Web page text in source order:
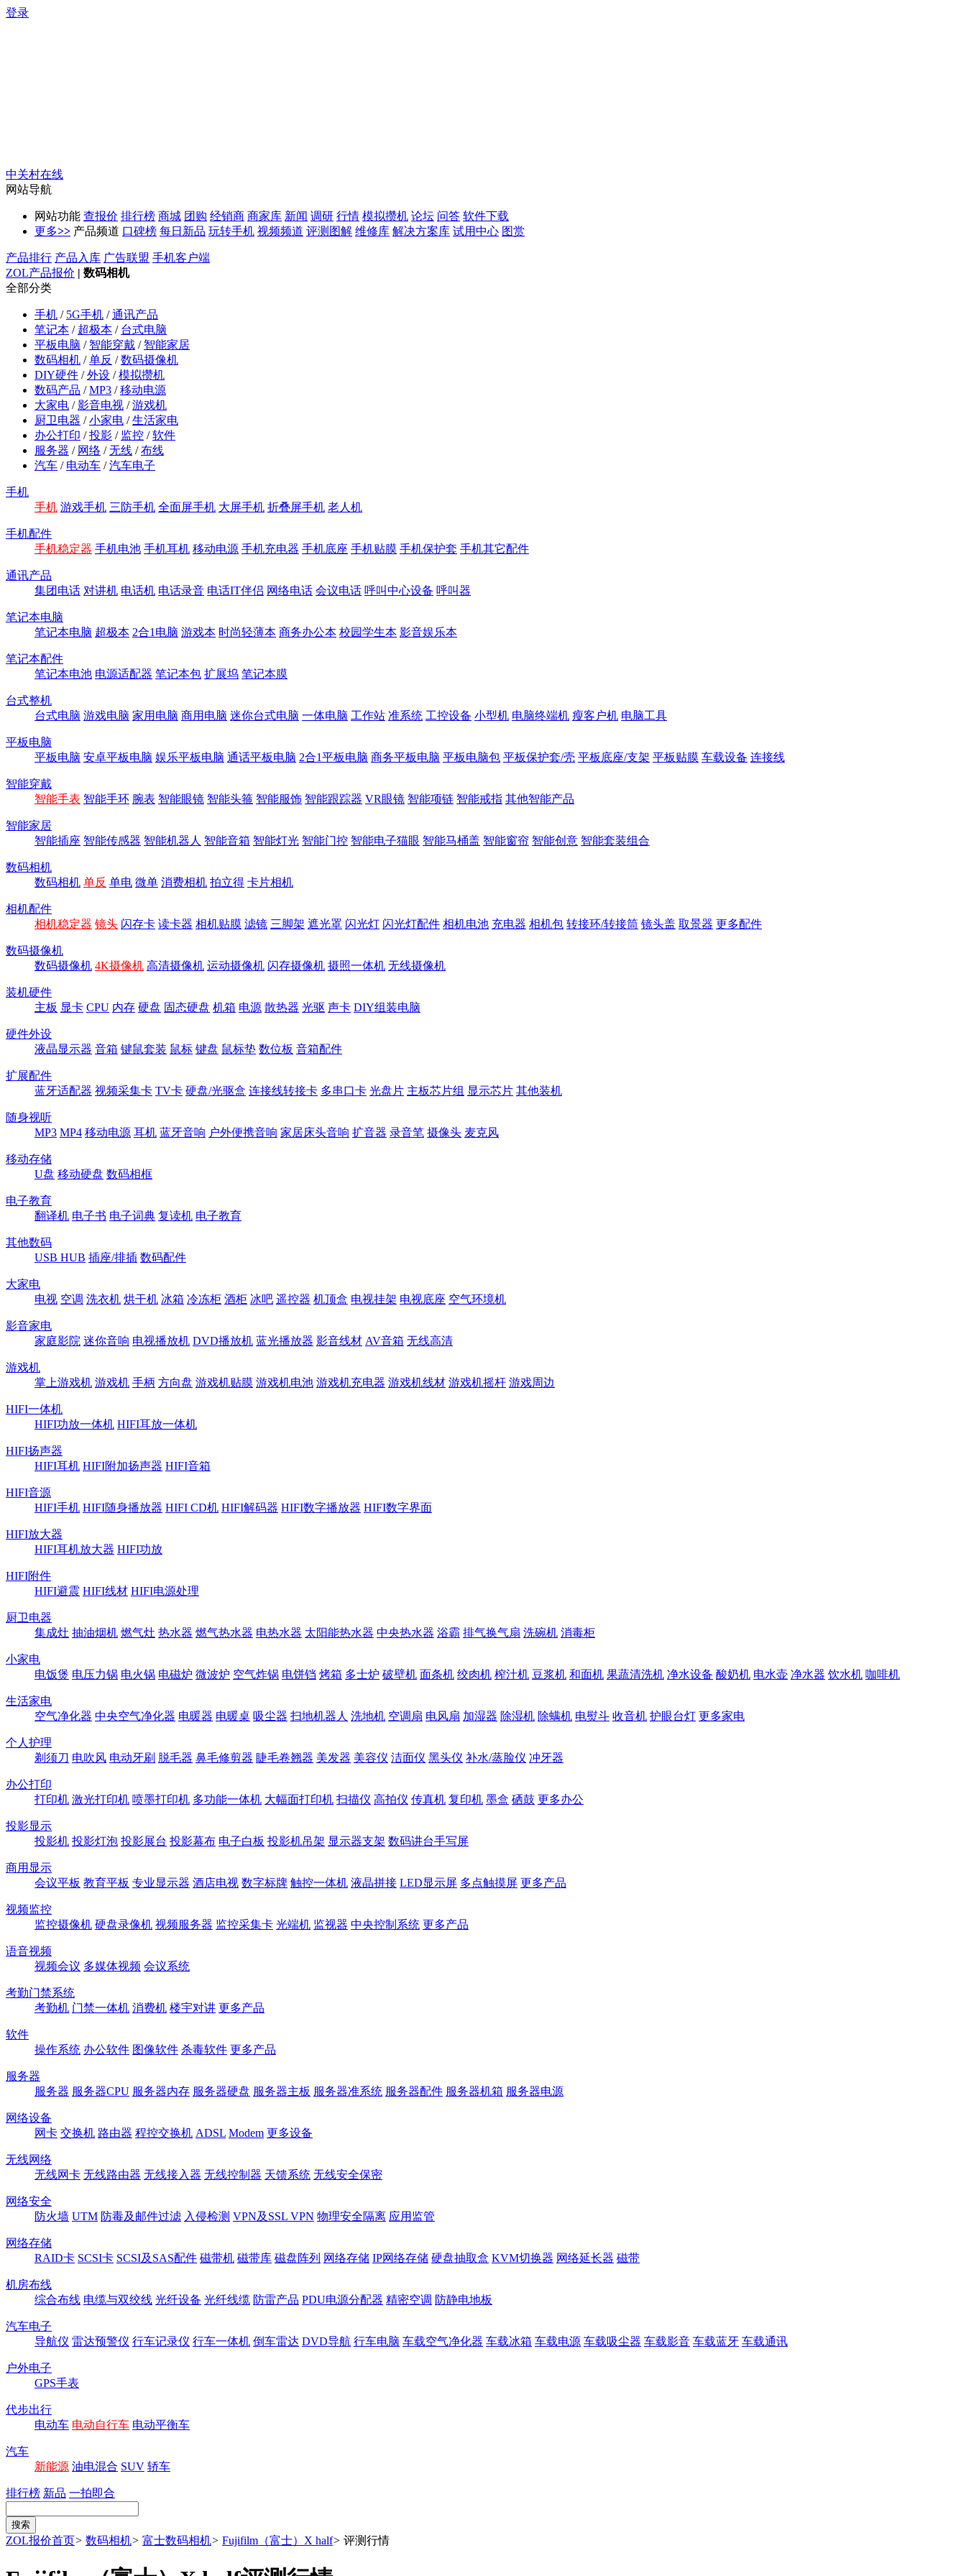
登录
中关村在线
网站导航
网站功能 查报价 排行榜 商城 团购 经销商 商家库 新闻 调研 行情 模拟攒机 论坛 问答 软件下载
更多>> 产品频道 口碑榜 每日新品 玩转手机 视频频道 评测图解 维修库 解决方案库 试用中心 图赏
产品排行 产品入库 广告联盟 手机客户端
ZOL产品报价 | 数码相机
全部分类
手机 / 5G手机 /通讯产品
笔记本 / 超极本 / 台式电脑
平板电脑 / 智能穿戴 / 智能家居
数码相机 /单反 /数码摄像机
DIY硬件 /外设 /模拟攒机
数码产品 /MP3 /移动电源
大家电 /影音电视 /游戏机
厨卫电器 /小家电 /生活家电
办公打印 /投影 / 监控 /软件
服务器 / 网络 /无线 /布线
汽车 / 电动车 /汽车电子
手机
手机 游戏手机 三防手机 全面屏手机 大屏手机 折叠屏手机 老人机
手机配件
手机稳定器 手机电池 手机耳机 移动电源 手机充电器 手机底座 手机贴膜 手机保护套 手机其它配件
通讯产品
集团电话 对讲机 电话机 电话录音 电话IT伴侣 网络电话 会议电话 呼叫中心设备 呼叫器
笔记本电脑
笔记本电脑 超极本 2合1电脑 游戏本 时尚轻薄本 商务办公本 校园学生本 影音娱乐本
笔记本配件
笔记本电池 电源适配器 笔记本包 扩展坞 笔记本膜
台式整机
台式电脑 游戏电脑 家用电脑 商用电脑 迷你台式电脑 一体电脑 工作站 准系统 工控设备 小型机 电脑终端机 瘦客户机 电脑工具
平板电脑
平板电脑 安卓平板电脑 娱乐平板电脑 通话平板电脑 2合1平板电脑 商务平板电脑 平板电脑包 平板保护套/壳 平板底座/支架 平板贴膜 车载设备 连接线
智能穿戴
智能手表 智能手环 腕表 智能眼镜 智能头箍 智能服饰 智能跟踪器 VR眼镜 智能项链 智能戒指 其他智能产品
智能家居
智能插座 智能传感器 智能机器人 智能音箱 智能灯光 智能门控 智能电子猫眼 智能马桶盖 智能窗帘 智能创意 智能套装组合
数码相机
数码相机 单反 单电 微单 消费相机 拍立得 卡片相机
相机配件
相机稳定器 镜头 闪存卡 读卡器 相机贴膜 滤镜 三脚架 遮光罩 闪光灯 闪光灯配件 相机电池 充电器 相机包 转接环/转接筒 镜头盖 取景器 更多配件
数码摄像机
数码摄像机 4K摄像机 高清摄像机 运动摄像机 闪存摄像机 摄照一体机 无线摄像机
装机硬件
主板 显卡 CPU 内存 硬盘 固态硬盘 机箱 电源 散热器 光驱 声卡 DIY组装电脑
硬件外设
液晶显示器 音箱 键鼠套装 鼠标 键盘 鼠标垫 数位板 音箱配件
扩展配件
蓝牙适配器 视频采集卡 TV卡 硬盘/光驱盒 连接线转接卡 多串口卡 光盘片 主板芯片组 显示芯片 其他装机
随身视听
MP3 MP4 移动电源 耳机 蓝牙音响 户外便携音响 家居床头音响 扩音器 录音笔 摄像头 麦克风
移动存储
U盘 移动硬盘 数码相框
电子教育
翻译机 电子书 电子词典 复读机 电子教育
其他数码
USB HUB 插座/排插 数码配件
大家电
电视 空调 洗衣机 烘干机 冰箱 冷冻柜 酒柜 冰吧 遥控器 机顶盒 电视挂架 电视底座 空气环境机
影音家电
家庭影院 迷你音响 电视播放机 DVD播放机 蓝光播放器 影音线材 AV音箱 无线高清
游戏机
掌上游戏机 游戏机 手柄 方向盘 游戏机贴膜 游戏机电池 游戏机充电器 游戏机线材 游戏机摇杆 游戏周边
HIFI一体机
HIFI功放一体机 HIFI耳放一体机
HIFI扬声器
HIFI耳机 HIFI附加扬声器 HIFI音箱
HIFI音源
HIFI手机 HIFI随身播放器 HIFI CD机 HIFI解码器 HIFI数字播放器 HIFI数字界面
HIFI放大器
HIFI耳机放大器 HIFI功放
HIFI附件
HIFI避震 HIFI线材 HIFI电源处理
厨卫电器
集成灶 抽油烟机 燃气灶 热水器 燃气热水器 电热水器 太阳能热水器 中央热水器 浴霸 排气换气扇 洗碗机 消毒柜
小家电
电饭煲 电压力锅 电火锅 电磁炉 微波炉 空气炸锅 电饼铛 烤箱 多士炉 破壁机 面条机 绞肉机 榨汁机 豆浆机 和面机 果蔬清洗机 净水设备 酸奶机 电水壶 净水器 饮水机 咖啡机
生活家电
空气净化器 中央空气净化器 电暖器 电暖桌 吸尘器 扫地机器人 洗地机 空调扇 电风扇 加湿器 除湿机 除螨机 电熨斗 收音机 护眼台灯 更多家电
个人护理
剃须刀 电吹风 电动牙刷 脱毛器 鼻毛修剪器 睫毛卷翘器 美发器 美容仪 洁面仪 黑头仪 补水/蒸脸仪 冲牙器
办公打印
打印机 激光打印机 喷墨打印机 多功能一体机 大幅面打印机 扫描仪 高拍仪 传真机 复印机 墨盒 硒鼓 更多办公
投影显示
投影机 投影灯泡 投影展台 投影幕布 电子白板 投影机吊架 显示器支架 数码讲台手写屏
商用显示
会议平板 教育平板 专业显示器 酒店电视 数字标牌 触控一体机 液晶拼接 LED显示屏 多点触摸屏 更多产品
视频监控
监控摄像机 硬盘录像机 视频服务器 监控采集卡 光端机 监视器 中央控制系统 更多产品
语音视频
视频会议 多媒体视频 会议系统
考勤门禁系统
考勤机 门禁一体机 消费机 楼宇对讲 更多产品
软件
操作系统 办公软件 图像软件 杀毒软件 更多产品
服务器
服务器 服务器CPU 服务器内存 服务器硬盘 服务器主板 服务器准系统 服务器配件 服务器机箱 服务器电源
网络设备
网卡 交换机 路由器 程控交换机 ADSL Modem 更多设备
无线网络
无线网卡 无线路由器 无线接入器 无线控制器 天馈系统 无线安全保密
网络安全
防火墙 UTM 防毒及邮件过滤 入侵检测 VPN及SSL VPN 物理安全隔离 应用监管
网络存储
RAID卡 SCSI卡 SCSI及SAS配件 磁带机 磁带库 磁盘阵列 网络存储 IP网络存储 硬盘抽取盒 KVM切换器 网络延长器 磁带
机房布线
综合布线 电缆与双绞线 光纤设备 光纤线缆 防雷产品 PDU电源分配器 精密空调 防静电地板
汽车电子
导航仪 雷达预警仪 行车记录仪 行车一体机 倒车雷达 DVD导航 行车电脑 车载空气净化器 车载冰箱 车载电源 车载吸尘器 车载影音 车载蓝牙 车载通讯
户外电子
GPS手表
代步出行
电动车 电动自行车 电动平衡车
汽车
新能源 油电混合 SUV 轿车
排行榜 新品 一拍即合
ZOL报价首页> 数码相机> 富士数码相机> Fujifilm（富士）X half> 评测行情